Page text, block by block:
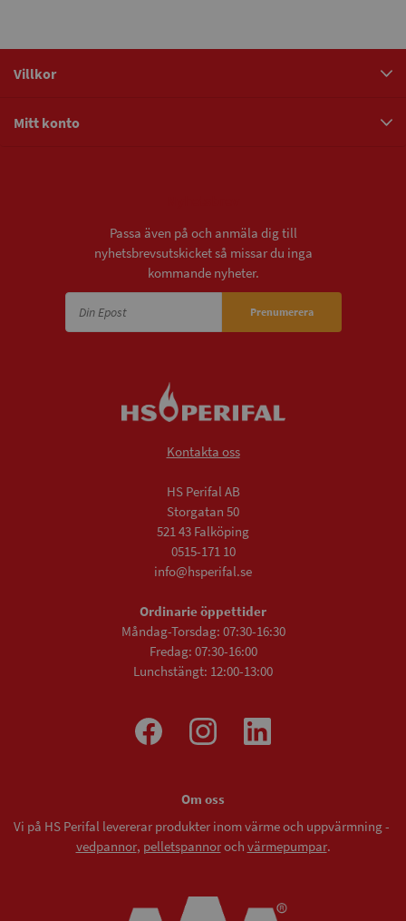
Villkor
Mitt konto
Passa även på och anmäla dig till
nyhetsbrevsutskicket så missar du inga
kommande nyheter.
Prenumerera
Kontakta oss
HS Perifal AB
Storgatan 50
521 43 Falköping
0515-171 10
info@hsperifal.se
Ordinarie öppettider
Måndag-Torsdag: 07:30-16:30
Fredag: 07:30-16:00
Lunchstängt: 12:00-13:00
Om oss
Vi på HS Perifal levererar produkter inom värme och uppvärmning -
vedpannor, pelletspannoroch värmepumpar.